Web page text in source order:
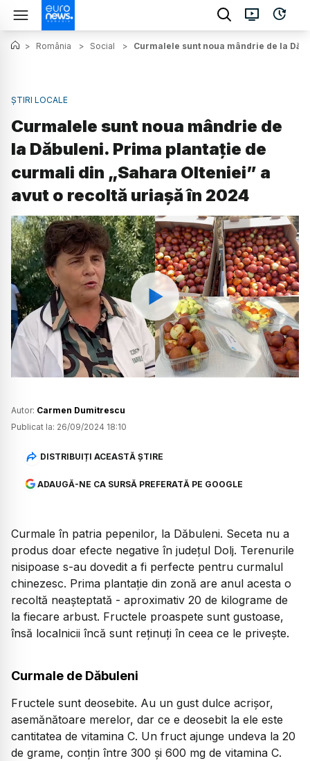
> România > Social > Curmalele sunt noua mândrie de la
ȘTIRI LOCALE
Curmalele sunt noua mândrie de
la Dăbuleni. Prima plantație de
curmali din „Sahara Olteniei” a
avut o recoltă uriașă în 2024
Watch
Autor: Carmen Dumitrescu
Publicat la: 26/09/2024 18:10
DISTRIBUIȚI ACEASTĂ ȘTIRE
ADAUGĂ-NE CA SURSĂ PREFERATĂ PE GOOGLE
Curmale în patria pepenilor, la Dăbuleni. Seceta nu a
produs doar efecte negative în județul Dolj. Terenurile
nisipoase s-au dovedit a fi perfecte pentru curmalul
chinezesc. Prima plantație din zonă are anul acesta o
recoltă neașteptată - aproximativ 20 de kilograme de
la fiecare arbust. Fructele proaspete sunt gustoase,
însă localnicii încă sunt reținuți în ceea ce le privește.
Curmale de Dăbuleni
Fructele sunt deosebite. Au un gust dulce acrișor,
asemănătoare merelor, dar ce e deosebit la ele este
cantitatea de vitamina C. Un fruct ajunge undeva la 20
de grame, conțin între 300 și 600 mg de vitamina C.